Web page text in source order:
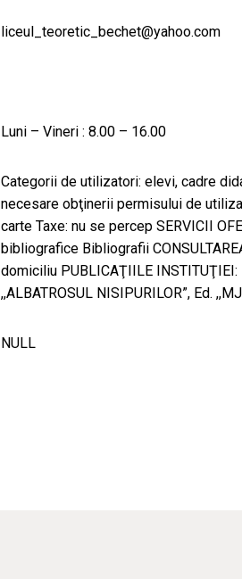
liceul_teoretic_bechet@yahoo.com
Luni – Vineri : 8.00 – 16.00
Categorii de utilizatori: elevi, cadre
necesare obţinerii permisului de
carte Taxe: nu se percep SERVICII
bibliografice Bibliografii
domiciliu PUBLICAŢIILE
,,ALBATROSUL NISIPURILOR”, Ed.
NULL